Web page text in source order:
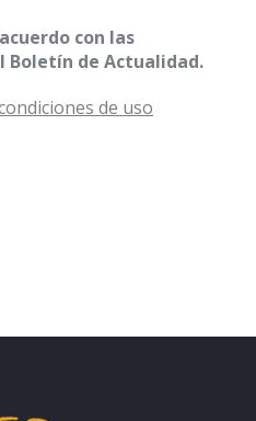
con las
Boletín de Actualidad.
de uso